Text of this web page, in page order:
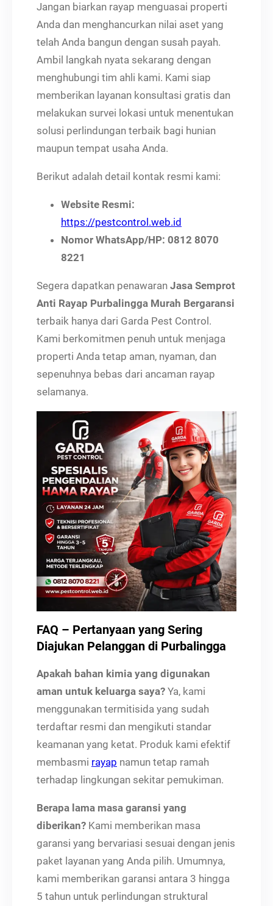
Jangan biarkan rayap menguasai properti
Anda dan menghancurkan nilai aset yang
telah Anda bangun dengan susah payah.
Ambil langkah nyata sekarang dengan
menghubungi tim ahli kami. Kami siap
memberikan layanan konsultasi gratis dan
melakukan survei lokasi untuk menentukan
solusi perlindungan terbaik bagi hunian
maupun tempat usaha Anda.
Berikut adalah detail kontak resmi kami:
Website Resmi:
https://pestcontrol.web.id
Nomor WhatsApp/HP: 0812 8070
8221
Segera dapatkan penawaran Jasa Semprot
Anti Rayap Purbalingga Murah Bergaransi
terbaik hanya dari Garda Pest Control.
Kami berkomitmen penuh untuk menjaga
properti Anda tetap aman, nyaman, dan
sepenuhnya bebas dari ancaman rayap
selamanya.
FAQ – Pertanyaan yang Sering
Diajukan Pelanggan di Purbalingga
Apakah bahan kimia yang digunakan
aman untuk keluarga saya? Ya, kami
menggunakan termitisida yang sudah
terdaftar resmi dan mengikuti standar
keamanan yang ketat. Produk kami efektif
membasmi rayap namun tetap ramah
terhadap lingkungan sekitar pemukiman.
Berapa lama masa garansi yang
diberikan? Kami memberikan masa
garansi yang bervariasi sesuai dengan jenis
paket layanan yang Anda pilih. Umumnya,
kami memberikan garansi antara 3 hingga
5 tahun untuk perlindungan struktural